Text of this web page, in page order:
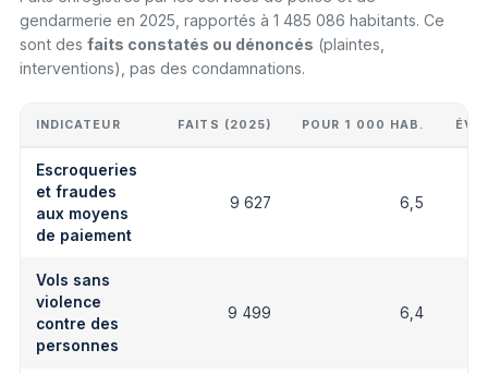
gendarmerie en 2025, rapportés à 1 485 086 habitants. Ce
sont des faits constatés ou dénoncés (plaintes,
interventions), pas des condamnations.
INDICATEUR FAITS (2025) POUR 1 000 HAB.
Escroqueries
et fraudes
aux moyens
de paiement
9 627 6,5
Vols sans
violence
contre des
personnes
9 499 6,4